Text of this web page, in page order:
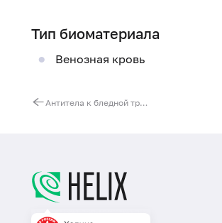
Тип биоматериала
Венозная кровь
Антитела к бледной трепонеме (Treponema pallidum, IgG) в ликворе